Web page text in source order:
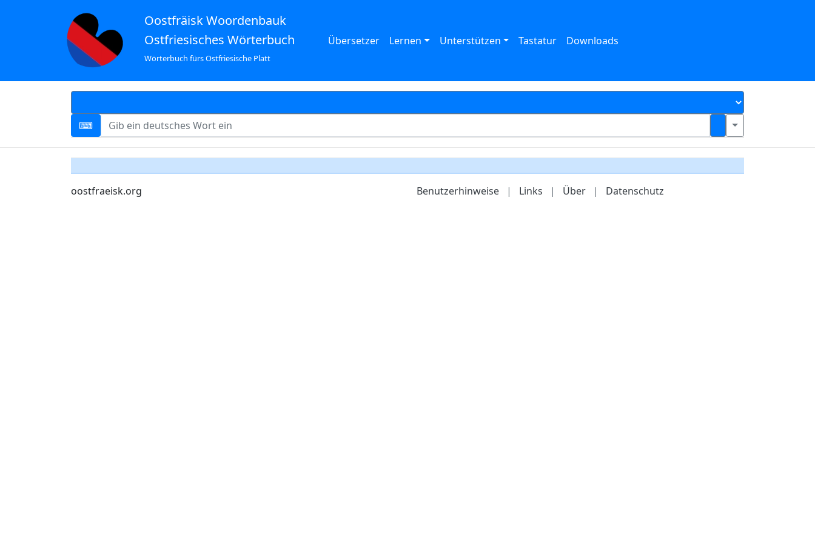
Oostfräisk Woordenbauk
Ostfriesisches Wörterbuch
Wörterbuch fürs Ostfriesische Platt
Übersetzer Lernen Unterstützen Tastatur Downloads
oostfraeisk.org Benutzerhinweise | Links | Über | Datenschutz